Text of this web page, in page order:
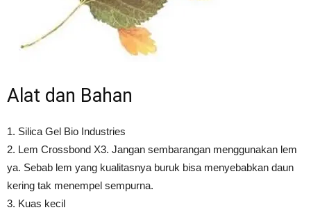
Alat dan Bahan
1. Silica Gel Bio Industries
2. Lem Crossbond X3. Jangan sembarangan menggunakan lem
ya. Sebab lem yang kualitasnya buruk bisa menyebabkan daun
kering tak menempel sempurna.
3. Kuas kecil